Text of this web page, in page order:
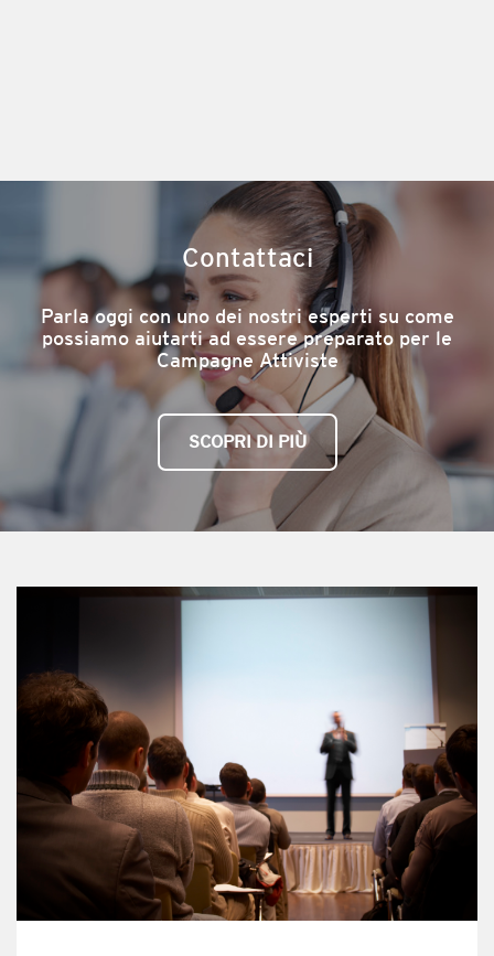
Contattaci
Parla oggi con uno dei nostri esperti su come
possiamo aiutarti ad essere preparato per le
Campagne Attiviste
SCOPRI DI PIÙ